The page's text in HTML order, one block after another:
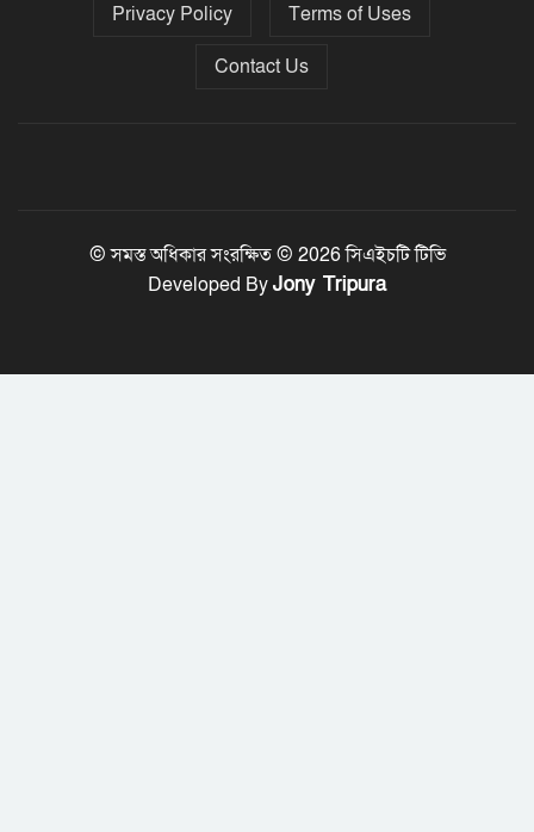
নির্বাচনের তফসিল ৮-১৫ ডিসেম্বরের মধ্যে
Privacy Policy
Terms of Uses
Contact Us
© সমস্ত অধিকার সংরক্ষিত © 2026 সিএইচটি টিভি
Developed ByJony Tripura